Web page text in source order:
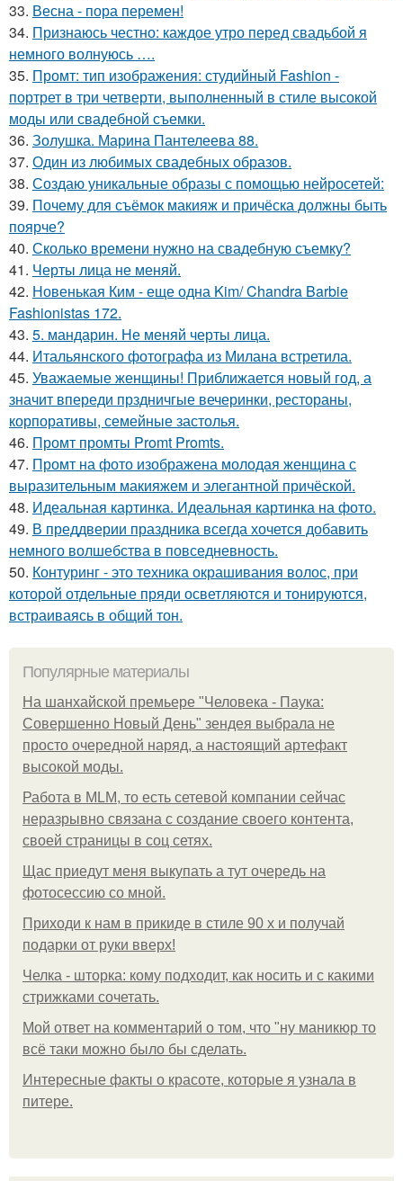
33. Весна - пора перемен!
34. Признаюсь честно: каждое утро перед свадьбой я
немного волнуюсь ….
35. Промт: тип изображения: студийный Fashion -
портрет в три четверти, выполненный в стиле высокой
моды или свадебной съемки.
36. Золушка. Марина Пантелеева 88.
37. Один из любимых свадебных образов.
38. Создаю уникальные образы с помощью нейросетей:
39. Почему для съёмок макияж и причёска должны быть
поярче?
40. Сколько времени нужно на свадебную съемку?
41. Черты лица не меняй.
42. Новенькая Ким - еще одна Kim/ Chandra Barbie
Fashionistas 172.
43. 5. мандарин. Не меняй черты лица.
44. Итальянского фотографа из Милана встретила.
45. Уважаемые женщины! Приближается новый год, а
значит впереди прздничгые вечеринки, рестораны,
корпоративы, семейные застолья.
46. Промт промты Promt Promts.
47. Промт на фото изображена молодая женщина с
выразительным макияжем и элегантной причёской.
48. Идеальная картинка. Идеальная картинка на фото.
49. В преддверии праздника всегда хочется добавить
немного волшебства в повседневность.
50. Контуринг - это техника окрашивания волос, при
которой отдельные пряди осветляются и тонируются,
встраиваясь в общий тон.
Популярные материалы
На шанхайской премьере "Человека - Паука:
Совершенно Новый День" зендея выбрала не
просто очередной наряд, а настоящий артефакт
высокой моды.
Работа в MLM, то есть сетевой компании сейчас
неразрывно связана с создание своего контента,
своей страницы в соц сетях.
Щас приедут меня выкупать а тут очередь на
фотосессию со мной.
Приходи к нам в прикиде в стиле 90 х и получай
подарки от руки вверх!
Челка - шторка: кому подходит, как носить и с какими
стрижками сочетать.
Мой ответ на комментарий о том, что "ну маникюр то
всё таки можно было бы сделать.
Интересные факты о красоте, которые я узнала в
питере.